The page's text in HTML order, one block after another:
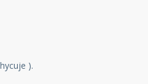
).